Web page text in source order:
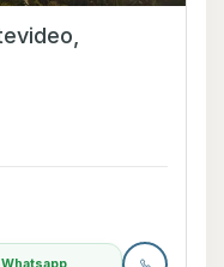
Whatsapp